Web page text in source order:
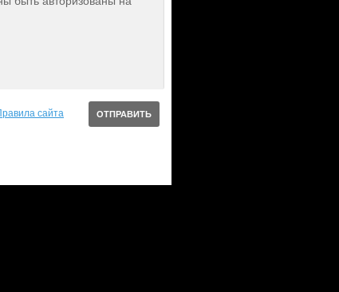
сайта